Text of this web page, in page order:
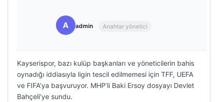
A admin Anahtar yönetici
Kayserispor, bazı kulüp başkanları ve yöneticilerin bahis
oynadığı iddiasıyla ligin tescil edilmemesi için TFF, UEFA
ve FIFA’ya başvuruyor. MHP’li Baki Ersoy dosyayı Devlet
Bahçeli’ye sundu.